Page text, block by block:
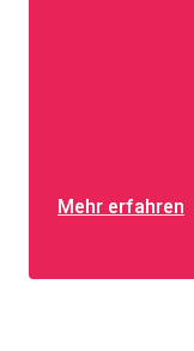
Mehr erfahren